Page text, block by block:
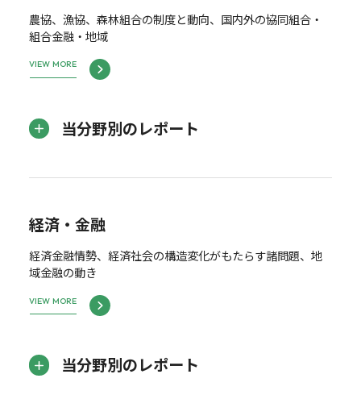
農協、漁協、森林組合の制度と動向、国内外の協同組合・
組合金融・地域
VIEW MORE
当分野別のレポート
経済・金融
経済金融情勢、経済社会の構造変化がもたらす諸問題、地
域金融の動き
VIEW MORE
当分野別のレポート